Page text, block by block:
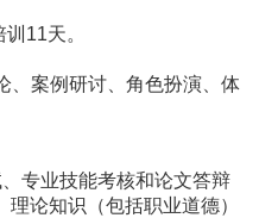
11天。
、案例研讨、角色扮演、体
专业技能考核和论文答辩
论知识（包括职业道德）